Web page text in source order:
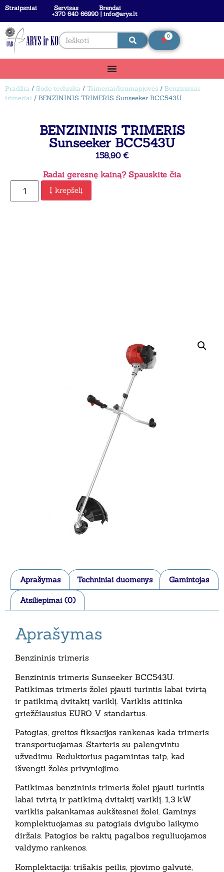
Straipsniai Servisas
Brendai
+370 640 66990 | info@arys.lt
0
Pradžia / Sodo technika / Trimeriai/krūmapjovės / Benzininiai
trimeriai / BENZININIS TRIMERIS Sunseeker BCC543U
BENZININIS TRIMERIS
Sunseeker BCC543U
158,90 €
Radai geresnę kainą? Spauskite čia
Į krepšelį
Aprašymas Techniniai duomenys Gamintojas
Atsiliepimai (0)
Aprašymas
Benzininis trimeris
Benzininis trimeris Sunseeker BCC543U.
Patikimas trimeris žolei pjauti turintis labai tvirtą
ir patikimą dvitaktį variklį. Variklis atitinka
griežčiausius EURO V standartus.
Patogias, greitos fiksacijos rankenas kada trimeris
transportuojamas. Starteris su palengvintu
užvedimu. Reduktorius pagamintas taip, kad
išvengti žolės privyniojimo.
Patikimas benzininis trimeris žolei pjauti turintis
labai tvirtą ir patikimą dvitaktį variklį. 1,3 kW
variklis pakankamas aukštesnei žolei. Gaminys
komplektuojamas su patogiais dvigubo laikymo
diržais. Patogios be raktų pagalbos reguliuojamos
valdymo rankenos.
Komplektacija: trišakis peilis, pjovimo galvutė,